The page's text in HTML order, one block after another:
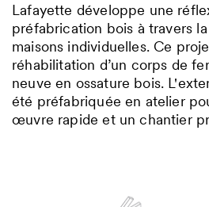
Lafayette développe une
préfabrication bois à travers
maisons individuelles. Ce
réhabilitation d’un corps de
neuve en ossature bois.
été préfabriquée en atelier
œuvre rapide et un chantier